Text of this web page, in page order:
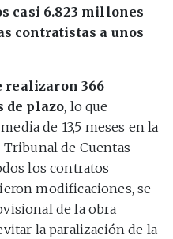
casi 6.823 millones
contratistas a unos
realizaron 366
de plazo, lo que
de 13,5 meses en la
Tribunal de Cuentas
los contratos
modificaciones, se
de la obra
la paralización de la